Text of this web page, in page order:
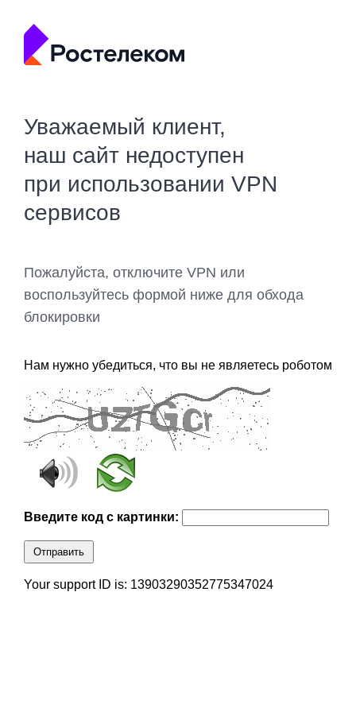
Уважаемый клиент,
наш сайт недоступен
при использовании VPN
сервисов
Пожалуйста, отключите VPN или
воспользуйтесь формой ниже для обхода
блокировки
Нам нужно убедиться, что вы не являетесь роботом
Введите код с картинки:
Отправить
Your support ID is: 13903290352775347024